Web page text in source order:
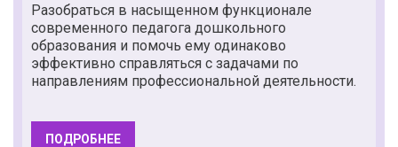
Разобраться в насыщенном функционале
современного педагога дошкольного
образования и помочь ему одинаково
эффективно справляться с задачами по
направлениям профессиональной деятельности.
ПОДРОБНЕЕ